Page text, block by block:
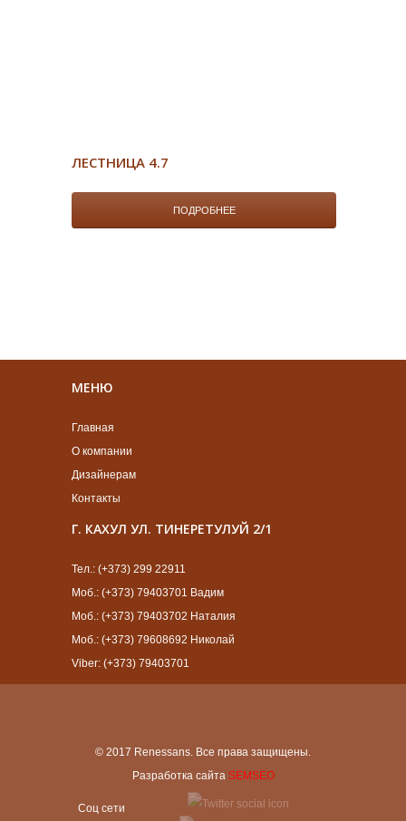
ЛЕСТНИЦА 4.7
ПОДРОБНЕЕ
МЕНЮ
Главная
О компании
Дизайнерам
Контакты
Г. КАХУЛ УЛ. ТИНЕРЕТУЛУЙ 2/1
Тел.: (+373) 299 22911
Моб.: (+373) 79403701 Вадим
Моб.: (+373) 79403702 Наталия
Моб.: (+373) 79608692 Николай
Viber: (+373) 79403701
© 2017 Renessans. Все права защищены.
Разработка сайта SEMSEO
Cоц сети